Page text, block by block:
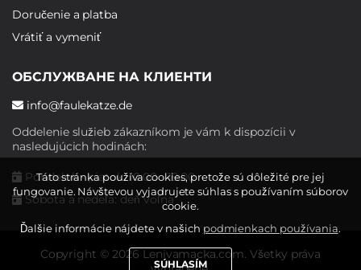
Doručenie a platba
Vrátiť a vymeniť
ОБСЛУЖВАНЕ НА КЛИЕНТИ
info@faulekatze.de
Oddelenie služieb zákazníkom je vám k dispozícii v
nasledujúcich hodinách:
Pondelok - piatok: 10:00 - 19:00
Sobota a nedeľa: deň voľna
Copyright © 2026 Lenivamacka.com. Všetky práva
Táto stránka používa cookies, pretože sú dôležité pre jej
fungovanie. Návštevou vyjadrujete súhlas s používaním súborov
cookie.
Ďalšie informácie nájdete v našich podmienkach používania.
SÚHLASÍM